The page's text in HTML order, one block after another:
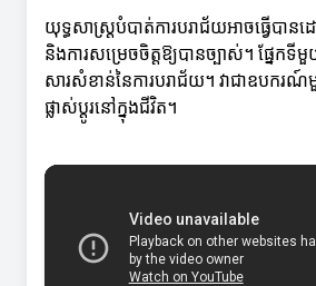
យុទ្ធសាស្ត្រ​បំបាត់ការបរាជ័យអាចធ្វើបា
និងការសម្រេចចិត្តឱ្យបានច្បាស់។ ផ្នែក
សារសំខាន់នៃការបរាជ័យ។ វាជាឧបករ
ផ្លាស់ប្តូរនៅក្នុងជីវិត។